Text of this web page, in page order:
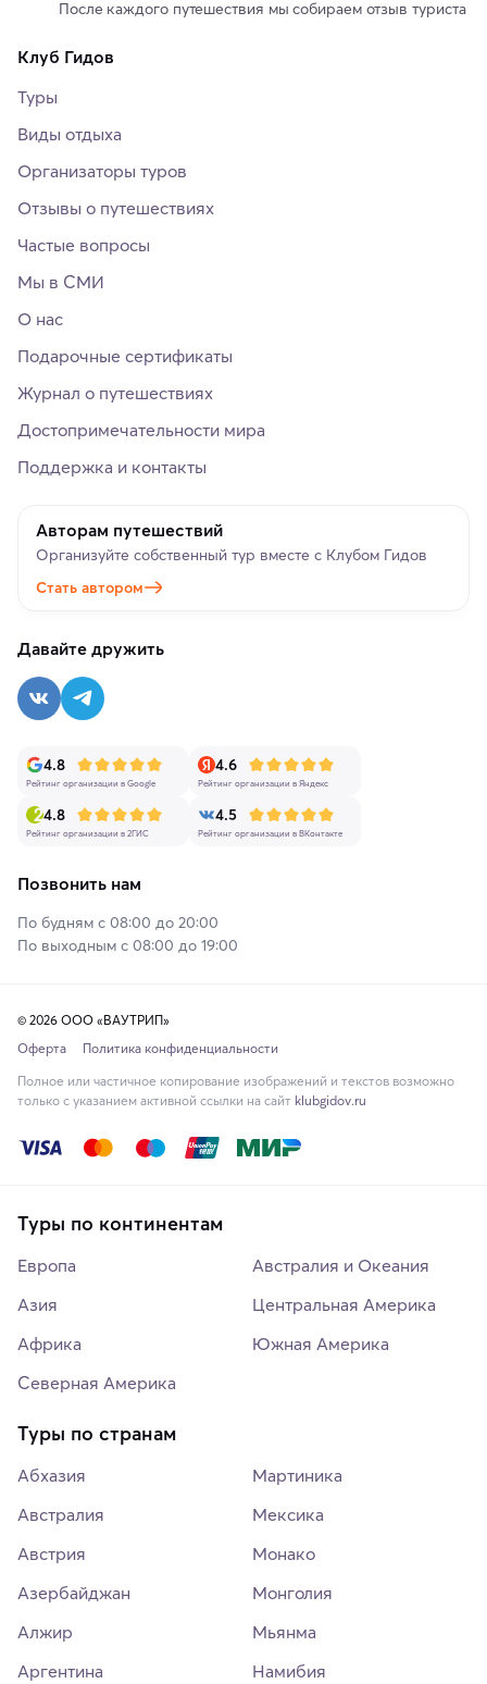
После каждого путешествия мы собираем отзыв туриста
Клуб Гидов
Туры
Виды отдыха
Организаторы туров
Отзывы о путешествиях
Частые вопросы
Мы в СМИ
О нас
Подарочные сертификаты
Журнал о путешествиях
Достопримечательности мира
Поддержка и контакты
Авторам путешествий
Организуйте собственный тур вместе с Клубом Гидов
Стать автором
Давайте дружить
4.8
Рейтинг организации в Google
4.6
Рейтинг организации в Яндекс
4.8
Рейтинг организации в 2ГИС
4.5
Рейтинг организации в ВКонтакте
Позвонить нам
По будням с 08:00 до 20:00
По выходным с 08:00 до 19:00
© 2026 ООО «ВАУТРИП»
Оферта
Политика конфиденциальности
Полное или частичное копирование изображений и текстов возможно
только с указанием активной ссылки на сайт klubgidov.ru
Туры по континентам
Европа
Азия
Африка
Северная Америка
Австралия и Океания
Центральная Америка
Южная Америка
Туры по странам
Абхазия
Австралия
Австрия
Азербайджан
Алжир
Аргентина
Мартиника
Мексика
Монако
Монголия
Мьянма
Намибия